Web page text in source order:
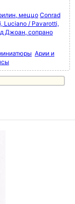
меццо Conrad
Luciano / Pavarotti,
Джоан, сопрано
Арии и